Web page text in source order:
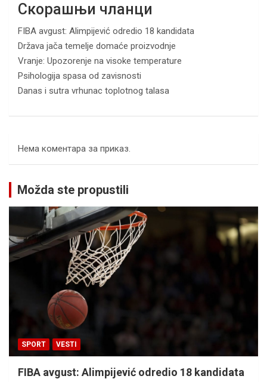
Скорашњи чланци
FIBA avgust: Alimpijević odredio 18 kandidata
Država jača temelje domaće proizvodnje
Vranje: Upozorenje na visoke temperature
Psihologija spasa od zavisnosti
Danas i sutra vrhunac toplotnog talasa
Нема коментара за приказ.
Možda ste propustili
SPORT VESTI
FIBA avgust: Alimpijević odredio 18 kandidata